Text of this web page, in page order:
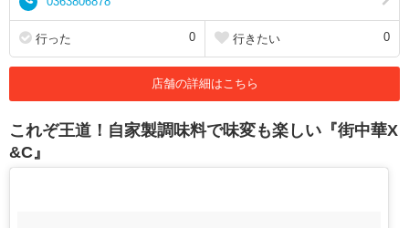
行った 0 行きたい 0
店舗の詳細はこちら
これぞ王道！自家製調味料で味変も楽しい『街中華X
&C』